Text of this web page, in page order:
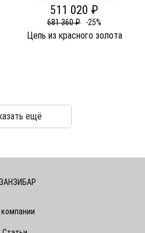
511 020 ₽
681 360 ₽ -25%
Цепь из красного золота
ещё